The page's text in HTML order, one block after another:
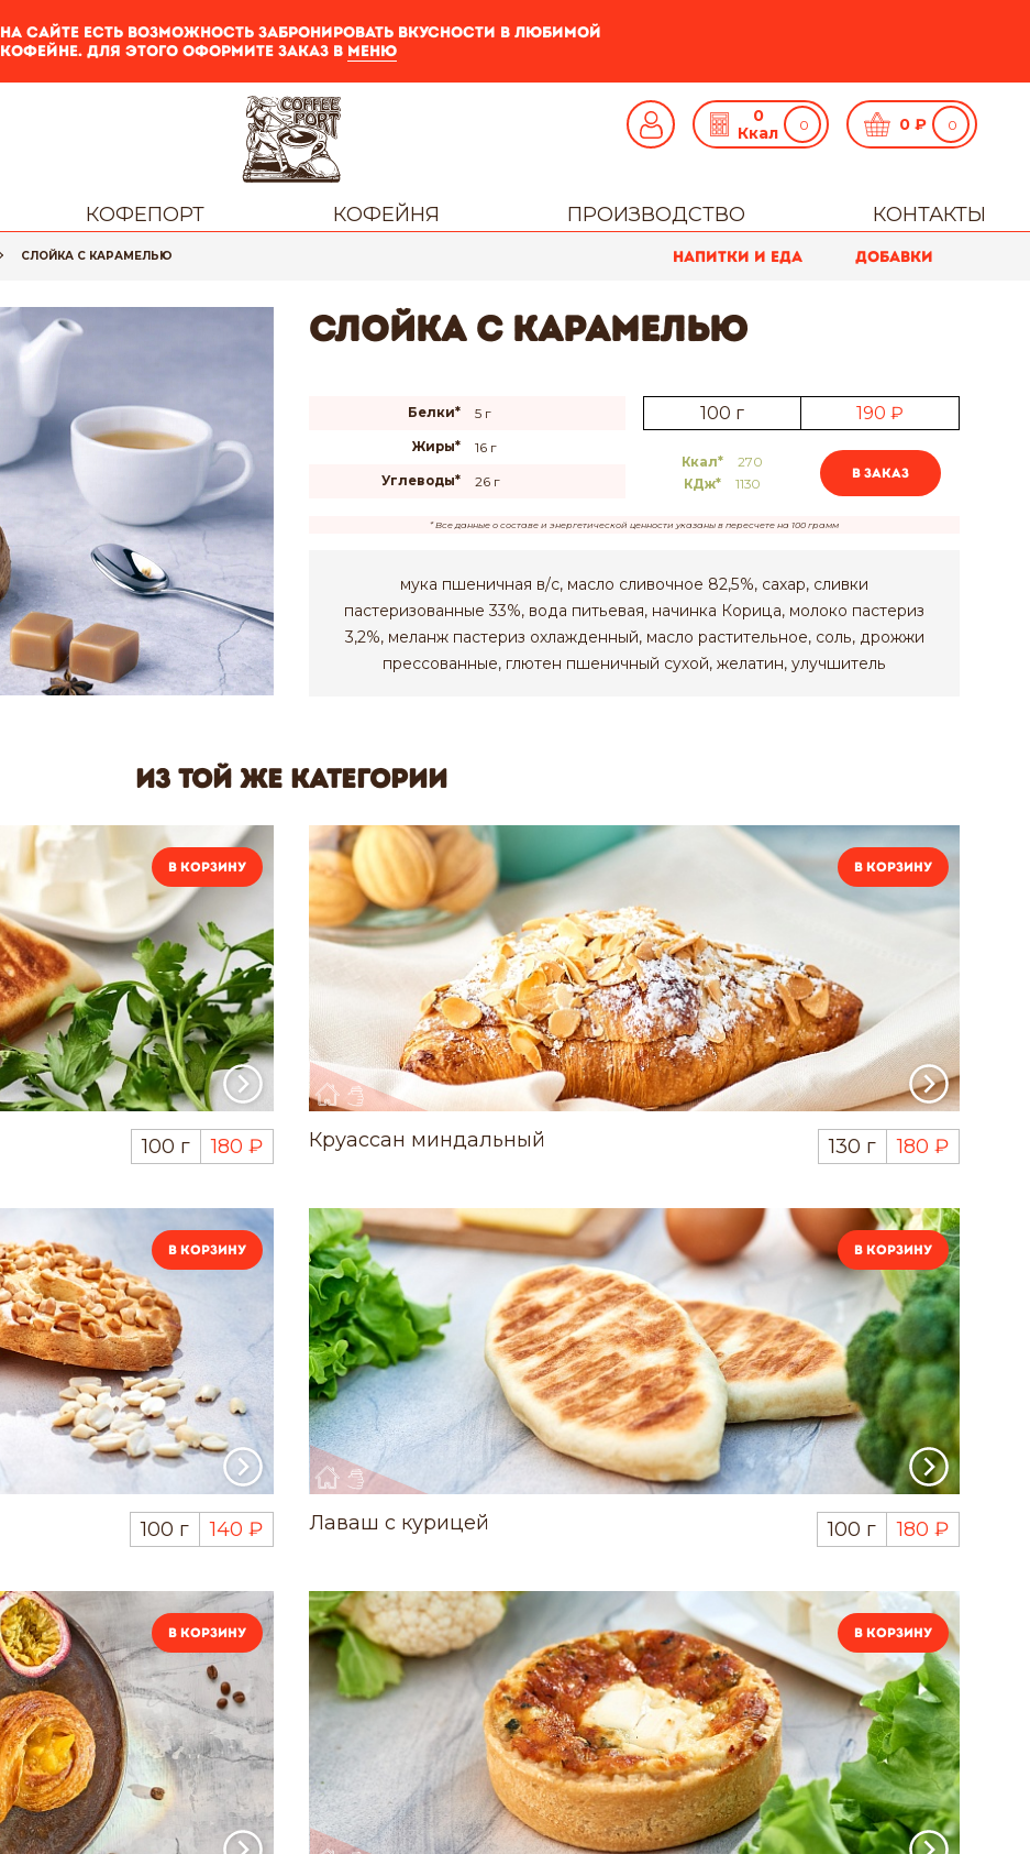
На сайте есть возможность забронировать вкусности в любимой
кофейне. Для этого оформите заказ в меню
0
Ккал
0 ₽
КОФЕПОРТ КОФЕЙНЯ ПРОИЗВОДСТВО КОНТАКТЫ
СЛОЙКА С КАРАМЕЛЬЮ Напитки и еда Добавки
Слойка с карамелью
Белки* 5 г
Жиры* 16 г
Углеводы* 26 г
100 г 190 ₽
Ккал*
270
КДж*
1130
В заказ
* Все данные о составе и энергетической ценности указаны в пересчете на 100 грамм
мука пшеничная в/с, масло сливочное 82,5%, сахар, сливки
пастеризованные 33%, вода питьевая, начинка Корица, молоко пастериз
3,2%, меланж пастериз охлажденный, масло растительное, соль, дрожжи
прессованные, глютен пшеничный сухой, желатин, улучшитель
Из той же категории
100 г 180 ₽
В корзину
Круассан миндальный 130 г 180 ₽
В корзину
100 г 140 ₽
В корзину
Лаваш с курицей 100 г 180 ₽
В корзину
В корзину В корзину